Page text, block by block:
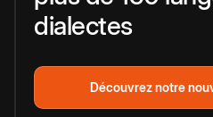
dialectes
Découvrez notre